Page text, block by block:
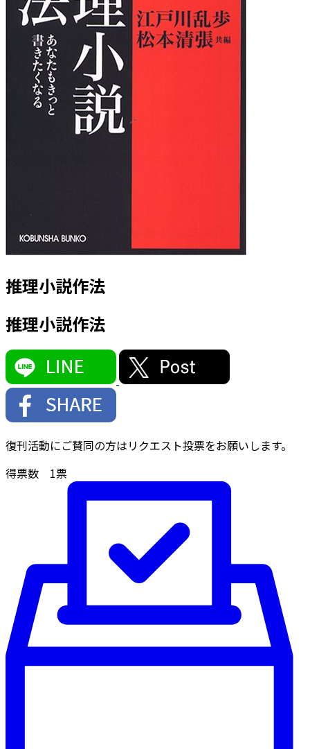
推理小説作法
推理小説作法
復刊活動にご賛同の方はリクエスト投票をお願いします。
得票数 1票